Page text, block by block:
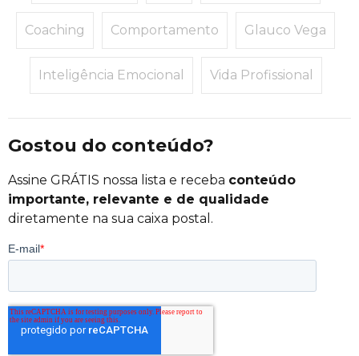
Coaching Comportamento Glauco Vega
Inteligência Emocional Vida Profissional
Gostou do conteúdo?
Assine GRÁTIS nossa lista e receba conteúdo
importante, relevante e de qualidade
diretamente na sua caixa postal.